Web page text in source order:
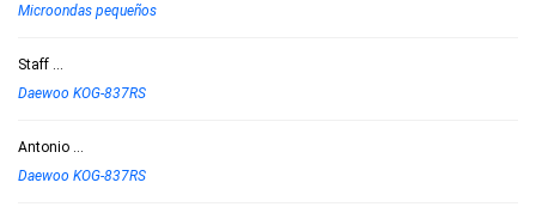
Microondas pequeños
Staff ...
Daewoo KOG-837RS
Antonio ...
Daewoo KOG-837RS